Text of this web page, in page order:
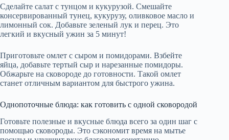
Сделайте салат с тунцом и кукурузой. Смешайте
консервированный тунец, кукурузу, оливковое масло и
лимонный сок. Добавьте зеленый лук и перец. Это
легкий и вкусный ужин за 5 минут!
Приготовьте омлет с сыром и помидорами. Взбейте
яйца, добавьте тертый сыр и нарезанные помидоры.
Обжарьте на сковороде до готовности. Такой омлет
станет отличным вариантом для быстрого ужина.
Однопоточные блюда: как готовить с одной сковородой
Готовьте полезные и вкусные блюда всего за один шаг с
помощью сковороды. Это сэкономит время на мытье